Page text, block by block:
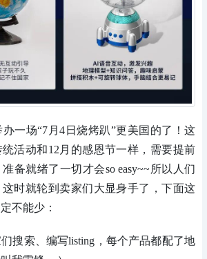
一场“7月4日烧烤趴”更美国的了！这
活动和12月的感恩节一样，需要提前
备就绪了一切才会so easy~~所以人们
时就轮到卖家们大显身手了，下面这
不能少：
们搜索、编写listing，每个产品都配了地